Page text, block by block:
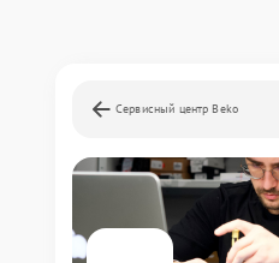
Сервисный центр Beko